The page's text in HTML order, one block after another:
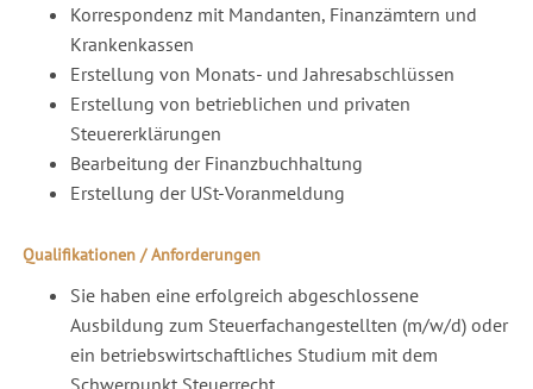
Korrespondenz mit Mandanten, Finanzämtern und
Krankenkassen
Erstellung von Monats- und Jahresabschlüssen
Erstellung von betrieblichen und privaten
Steuererklärungen
Bearbeitung der Finanzbuchhaltung
Erstellung der USt-Voranmeldung
Qualifikationen / Anforderungen
Sie haben eine erfolgreich abgeschlossene
Ausbildung zum Steuerfachangestellten (m/w/d) oder
ein betriebswirtschaftliches Studium mit dem
Schwerpunkt Steuerrecht